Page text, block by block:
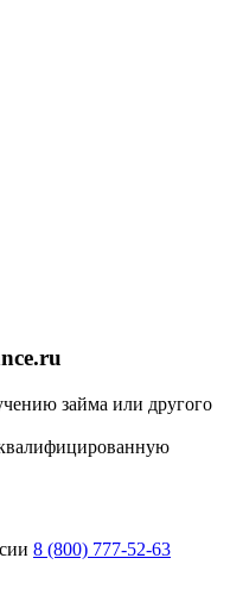
займа или другого
8 (800) 777-52-63